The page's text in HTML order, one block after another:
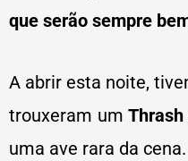
que serão sempre
A abrir esta noite,
trouxeram um Thrash
uma ave rara da